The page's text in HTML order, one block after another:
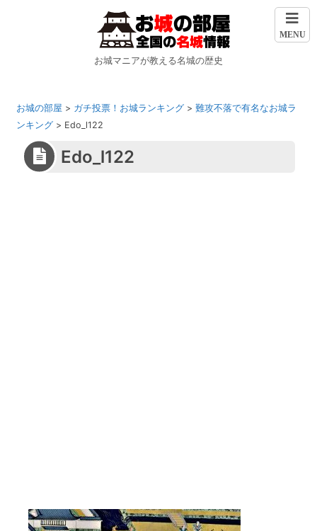
MENU
お城マニアが教える名城の歴史
お城の部屋 > ガチ投票！お城ランキング> 難攻不落で有名なお城ラ
ンキング> Edo_l122
Edo_l122